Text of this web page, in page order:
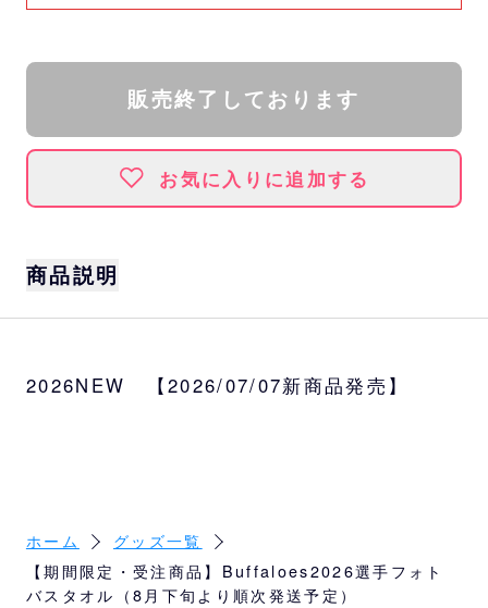
販売終了しております
お気に入りに追加する
商品説明
サイズ
谷、山下、曽谷、宮城、山岡、山崎、九里、
紅林、田嶋、廣岡、頓宮、中川、杉本
2026NEW 【2026/07/07新商品発売】
ホーム
グッズ一覧
【期間限定・受注商品】Buffaloes2026選手フォト
バスタオル（8月下旬より順次発送予定）